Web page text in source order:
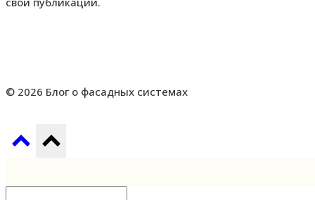
© 2026 Блог о фасадных системах